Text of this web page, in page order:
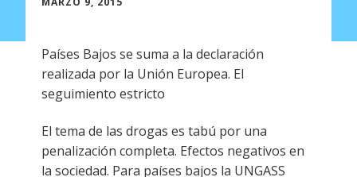
Países Bajos se suma a la declaración
realizada por la Unión Europea. El
seguimiento estricto
El tema de las drogas es tabú por una
penalización completa. Efectos negativos en
la sociedad. Para países bajos la UNGASS